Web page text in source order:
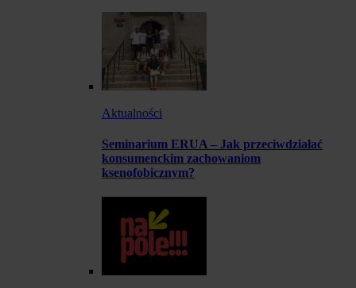
Aktualności
Seminarium ERUA – Jak przeciwdziałać
konsumenckim zachowaniom
ksenofobicznym?